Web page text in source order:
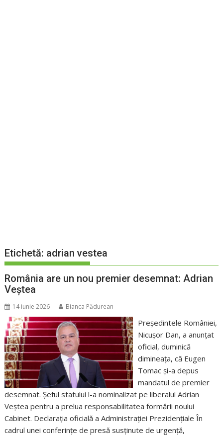
Etichetă: adrian vestea
România are un nou premier desemnat: Adrian
Veștea
14 iunie 2026 Bianca Pădurean
Președintele României,
Nicușor Dan, a anunțat
oficial, duminică
dimineața, că Eugen
Tomac și-a depus
mandatul de premier
desemnat. Șeful statului l-a nominalizat pe liberalul Adrian
Veștea pentru a prelua responsabilitatea formării noului
Cabinet. Declarația oficială a Administrației Prezidențiale În
cadrul unei conferințe de presă susținute de urgență,